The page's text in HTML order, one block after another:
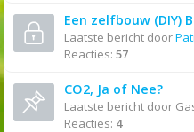
Een zelfbouw (DIY)
Laatste bericht door
Reacties: 57
CO2, Ja of Nee?
Laatste bericht door
Reacties: 4